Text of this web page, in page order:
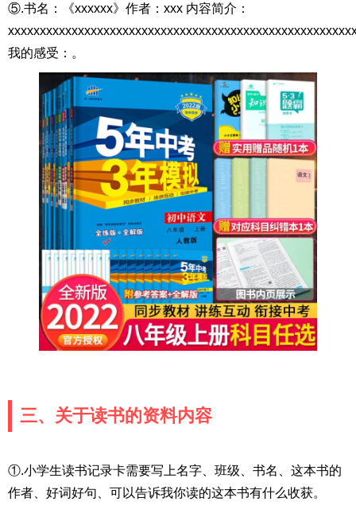
⑤.书名：《xxxxxx》作者：xxx 内容简介：
我的感受：。
三、关于读书的资料内容
①.小学生读书记录卡需要写上名字、班级、书名、这本书的
作者、好词好句、可以告诉我你读的这本书有什么收获。